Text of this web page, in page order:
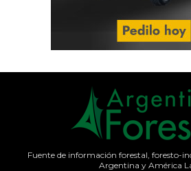
Fuente de información forestal, foresto-
Argentina y América